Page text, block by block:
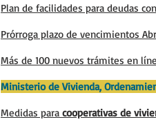
Plan de facilidades para deudas con
Prórroga plazo de vencimientos
Más de 100 nuevos trámites en
Ministerio de Vivienda,
Medidas para cooperativas de